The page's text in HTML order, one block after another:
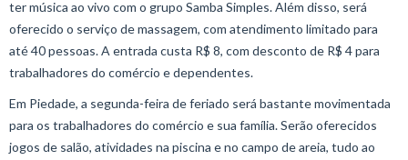
ter música ao vivo com o grupo Samba Simples. Além disso, será
oferecido o serviço de massagem, com atendimento limitado para
até 40 pessoas. A entrada custa R$ 8, com desconto de R$ 4 para
trabalhadores do comércio e dependentes.
Em Piedade, a segunda-feira de feriado será bastante movimentada
para os trabalhadores do comércio e sua família. Serão oferecidos
jogos de salão, atividades na piscina e no campo de areia, tudo ao